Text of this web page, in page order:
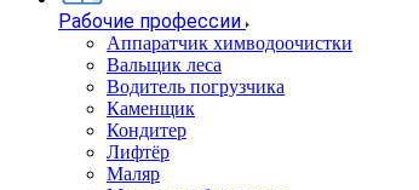
Рабочие профессии
Аппаратчик химводоочистки
Вальщик леса
Водитель погрузчика
Каменщик
Кондитер
Лифтёр
Маляр